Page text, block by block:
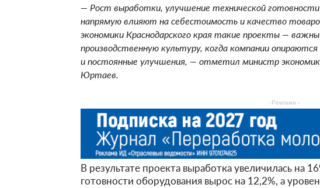
— Рост выработки, улучшение технической
напрямую влияют на себестоимость и качество
экономики Краснодарского края такие проекты —
производственную культуру, когда компании
и постоянные улучшения, — отметил министр
Юртаев.
- Реклама -
В результате проекта выработка увеличилась на
готовности оборудования вырос на 12,2%, а